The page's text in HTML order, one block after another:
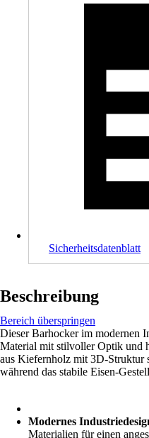
Sicherheitsdatenblatt
Beschreibung
Bereich überspringen
Dieser Barhocker im modernen
Material mit stilvoller Optik und
aus Kiefernholz mit 3D-Struktur
während das stabile Eisen-
Modernes
Materialien für einen